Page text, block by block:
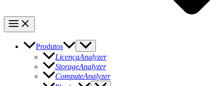
Produtos
LicençaAnalyzer
StorageAnalyzer
ComputeAnalyzer